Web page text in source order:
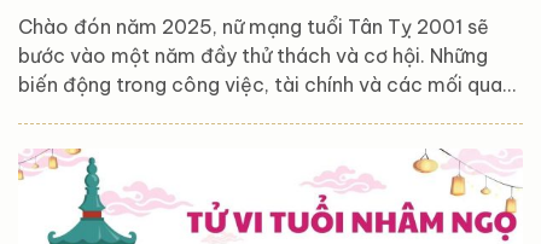
Chào đón năm 2025, nữ mạng tuổi Tân Tỵ 2001 sẽ
bước vào một năm đầy thử thách và cơ hội. Những
biến động trong công việc, tài chính và các mối quan
cuộc sống. Sự tác động của các sao cát, hung sẽ
khiến bạn đối mặt với không ít thách thức, nhưng nếu
biết cách tận dụng cơ hội và điều chỉnh bản thân, bạn
hoàn toàn có thể vượt qua khó khăn để đạt được